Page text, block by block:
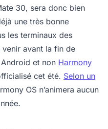
30, sera donc bien
une très bonne
les terminaux des
avant la fin de
Android et non Harmony
cet été. Selon un
OS n’animera aucun